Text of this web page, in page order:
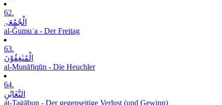
62.
الْجُمُعَۃِ
al-Ǧumuʿa - Der Freitag
63.
الْمُنٰفِقُوْنَ
al-Munāfiqūn - Die Heuchler
64.
التَّغَابُنِ
at-Taġābun - Der gegenseitige Verlust (und Gewinn)